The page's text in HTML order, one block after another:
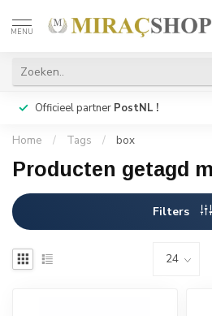
MENU
Officieel partner PostNL !
Home / Tags / box
Producten getagd
Filters